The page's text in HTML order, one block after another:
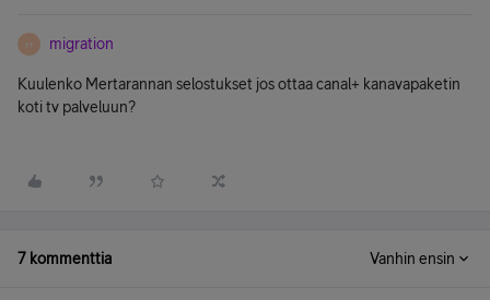
M migration
Kuulenko Mertarannan selostukset jos ottaa canal+ kanavapaketin
koti tv palveluun?
7 kommenttia Vanhin ensin